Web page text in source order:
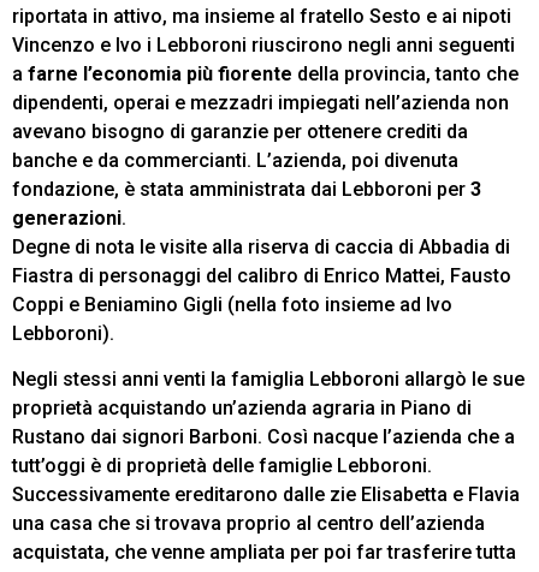
riportata in attivo, ma insieme al fratello Sesto e ai nipoti
Vincenzo e Ivo i Lebboroni riuscirono negli anni seguenti
a farne l’economia più fiorente della provincia, tanto che
dipendenti, operai e mezzadri impiegati nell’azienda non
avevano bisogno di garanzie per ottenere crediti da
banche e da commercianti. L’azienda, poi divenuta
fondazione, è stata amministrata dai Lebboroni per 3
generazioni.
Degne di nota le visite alla riserva di caccia di Abbadia di
Fiastra di personaggi del calibro di Enrico Mattei, Fausto
Coppi e Beniamino Gigli (nella foto insieme ad Ivo
Lebboroni).
Negli stessi anni venti la famiglia Lebboroni allargò le sue
proprietà acquistando un’azienda agraria in Piano di
Rustano dai signori Barboni. Così nacque l’azienda che a
tutt’oggi è di proprietà delle famiglie Lebboroni.
Successivamente ereditarono dalle zie Elisabetta e Flavia
una casa che si trovava proprio al centro dell’azienda
acquistata, che venne ampliata per poi far trasferire tutta